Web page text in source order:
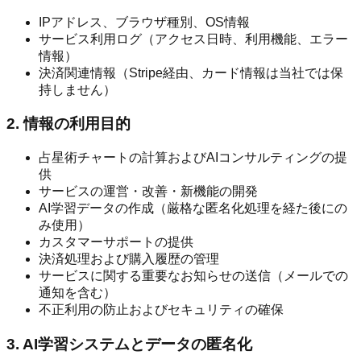
IPアドレス、ブラウザ種別、OS情報
サービス利用ログ（アクセス日時、利用機能、エラー
情報）
決済関連情報（Stripe経由、カード情報は当社では保
持しません）
2. 情報の利用目的
占星術チャートの計算およびAIコンサルティングの提
供
サービスの運営・改善・新機能の開発
AI学習データの作成（厳格な匿名化処理を経た後にの
み使用）
カスタマーサポートの提供
決済処理および購入履歴の管理
サービスに関する重要なお知らせの送信（メールでの
通知を含む）
不正利用の防止およびセキュリティの確保
3. AI学習システムとデータの匿名化